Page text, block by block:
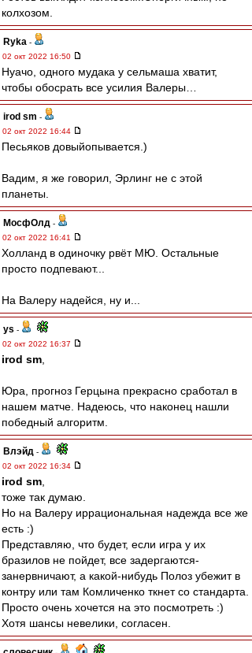
колхозом.
Ryka -
02 окт 2022 16:50
Нуачо, одного мудака у сельмаша хватит,
чтобы обосрать все усилия Валеры…
irod sm -
02 окт 2022 16:44
Песьяков довыйопывается.)
Вадим, я же говорил, Эрлинг не с этой
планеты.
МосфОлд -
02 окт 2022 16:41
Холланд в одиночку рвёт МЮ. Остальные
просто подпевают...
На Валеру надейся, ну и...
ys -
02 окт 2022 16:37
irod sm
Юра, прогноз Герцына прекрасно сработал в
нашем матче. Надеюсь, что наконец нашли
победный алгоритм.
Влэйд -
02 окт 2022 16:34
irod sm
тоже так думаю.
Но на Валеру иррациональная надежда все же
есть :)
Представляю, что будет, если игра у их
бразилов не пойдет, все задергаются-
занервничают, а какой-нибудь Полоз убежит в
контру или там Комличенко ткнет со стандарта.
Просто очень хочется на это посмотреть :)
Хотя шансы невелики, согласен.